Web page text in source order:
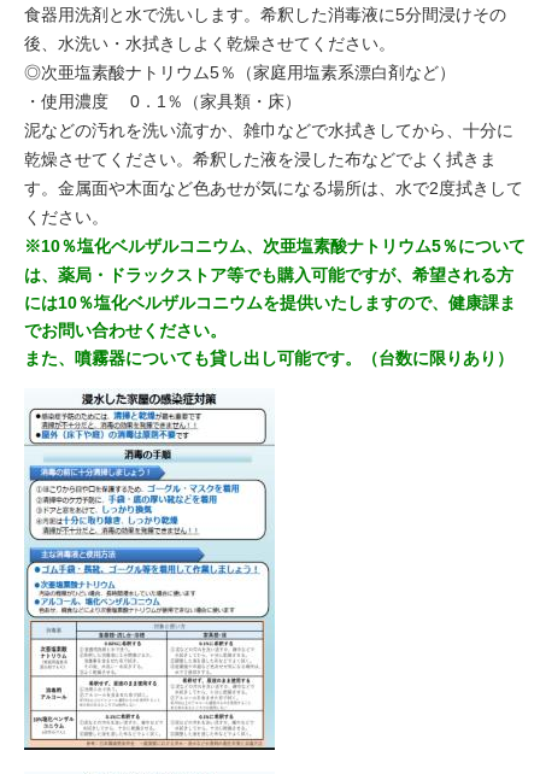
食器用洗剤と水で洗いします。希釈した消毒液に5分間浸けその
後、水洗い・水拭きしよく乾燥させてください。
◎次亜塩素酸ナトリウム5％（家庭用塩素系漂白剤など）
・使用濃度 0．1％（家具類・床）
泥などの汚れを洗い流すか、雑巾などで水拭きしてから、十分に
乾燥させてください。希釈した液を浸した布などでよく拭きま
す。金属面や木面など色あせが気になる場所は、水で2度拭きして
ください。
※10％塩化ベルザルコニウム、次亜塩素酸ナトリウム5％について
は、薬局・ドラックストア等でも購入可能ですが、希望される方
には10％塩化ベルザルコニウムを提供いたしますので、健康課ま
でお問い合わせください。
また、噴霧器についても貸し出し可能です。（台数に限りあり）